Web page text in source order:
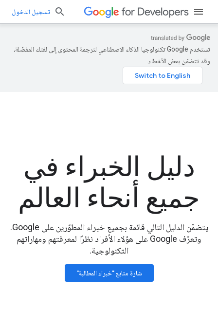
تسجيل الدخول
تستخدم Google تكنولوجيا الذكاء الاصطناعي لترجمة المحتوى إلى لغتك المفضّلة،
وقد تتضمّن بعض الأخطاء.
دليل الخبراء في
جميع أنحاء العالم
يتضمّن الدليل التالي قائمة بجميع خبراء المطوّرين على Google.
وتعرّف Google على هؤلاء الأفراد نظرًا لمعرفتهم ومهاراتهم
التكنولوجية.
شارة متابع "خبراء المطالبة"